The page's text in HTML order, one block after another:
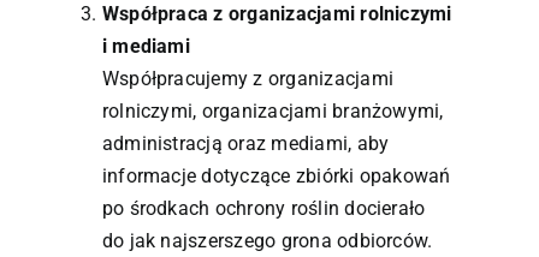
Współpraca z organizacjami rolniczymi
i mediami
Współpracujemy z organizacjami
rolniczymi, organizacjami branżowymi,
administracją oraz mediami, aby
informacje dotyczące zbiórki opakowań
po środkach ochrony roślin docierało
do jak najszerszego grona odbiorców.